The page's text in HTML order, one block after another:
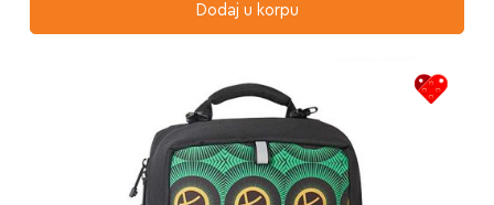
Dodaj u korpu